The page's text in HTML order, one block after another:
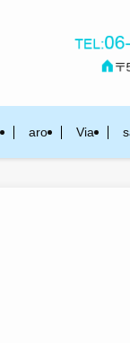
aro Via